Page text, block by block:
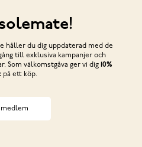
håller du dig uppdaterad med de
till exklusiva kampanjer och
Som välkomstgåva ger vi dig10%
på ett köp.
medlem